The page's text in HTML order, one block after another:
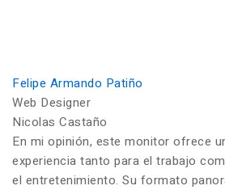
Felipe Armando Patiño
Web Designer
Nicolas Castaño
En mi opinión, este monitor ofrece
experiencia tanto para el trabajo
el entretenimiento. Su formato